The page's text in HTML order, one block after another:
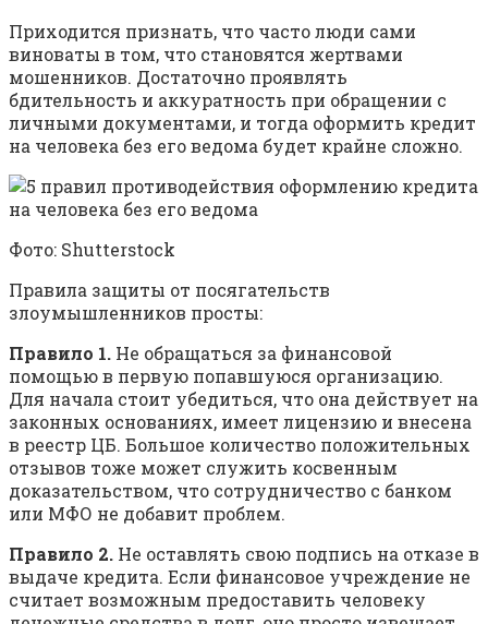
Приходится признать, что часто люди сами
виноваты в том, что становятся жертвами
мошенников. Достаточно проявлять
бдительность и аккуратность при обращении с
личными документами, и тогда оформить кредит
на человека без его ведома будет крайне сложно.
Фото: Shutterstock
Правила защиты от посягательств
злоумышленников просты:
Правило 1. Не обращаться за финансовой
помощью в первую попавшуюся организацию.
Для начала стоит убедиться, что она действует на
законных основаниях, имеет лицензию и внесена
в реестр ЦБ. Большое количество положительных
отзывов тоже может служить косвенным
доказательством, что сотрудничество с банком
или МФО не добавит проблем.
Правило 2. Не оставлять свою подпись на отказе в
выдаче кредита. Если финансовое учреждение не
считает возможным предоставить человеку